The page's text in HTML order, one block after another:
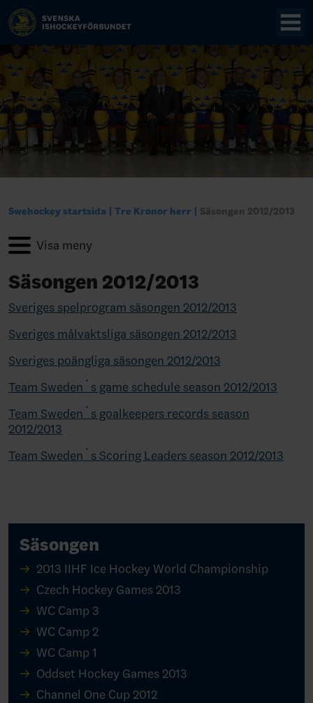
Swehockey startsida Tre Kronor herr Säsongen 2012/2013
Säsongen 2012/2013
Sveriges spelprogram säsongen 2012/2013
Sveriges målvaktsliga säsongen 2012/2013
Sveriges poängliga säsongen 2012/2013
Team Sweden´s game schedule season 2012/2013
Team Sweden´s goalkeepers records season
2012/2013
Team Sweden´s Scoring Leaders season 2012/2013
Säsongen
2013 IIHF Ice Hockey World Championship
Czech Hockey Games 2013
WC Camp 3
WC Camp 2
WC Camp 1
Oddset Hockey Games 2013
Channel One Cup 2012